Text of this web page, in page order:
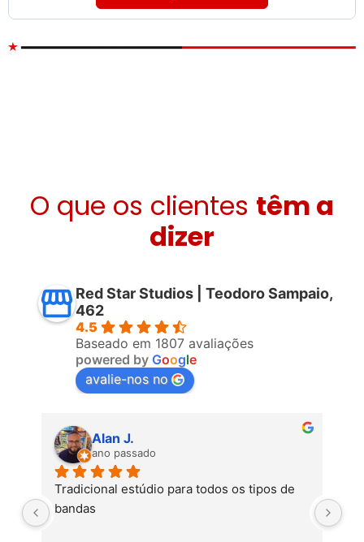
O que os clientes têm a
dizer
Red Star Studios | Teodoro Sampaio,
462
4.5
Baseado em 1807 avaliações
powered by Google
avalie-nos no
Alan J.
ano passado
Tradicional estúdio para todos os tipos de
bandas